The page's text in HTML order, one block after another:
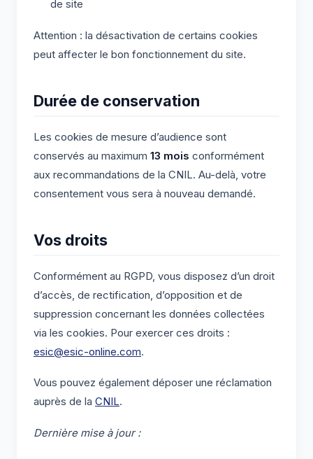
de site
Attention : la désactivation de certains cookies
peut affecter le bon fonctionnement du site.
Durée de conservation
Les cookies de mesure d’audience sont
conservés au maximum 13 mois conformément
aux recommandations de la CNIL. Au-delà, votre
consentement vous sera à nouveau demandé.
Vos droits
Conformément au RGPD, vous disposez d’un droit
d’accès, de rectification, d’opposition et de
suppression concernant les données collectées
via les cookies. Pour exercer ces droits :
esic@esic-online.com.
Vous pouvez également déposer une réclamation
auprès de la CNIL.
Dernière mise à jour :